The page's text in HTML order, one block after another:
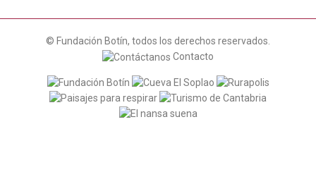
© Fundación Botín, todos los derechos reservados.
Contacto